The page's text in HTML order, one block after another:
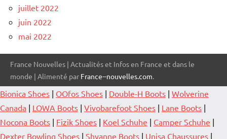
juillet 2022
juin 2022
mai 2022
France Nouvelles | Actualités et Infos en France et dans le
monde | Alimenté par France--nouvelles.com.
Bionica Shoes | OOfos Shoes | Double-H Boots | Wolverine
Canada | LOWA Boots | Vivobarefoot Shoes | Lane Boots |
Nocona Boots | Fizik Shoes | Koel Schuhe | Camper Schuhe |
Dexter Bowling Shoes | Shyanne Boots | Unisa Chaussures |